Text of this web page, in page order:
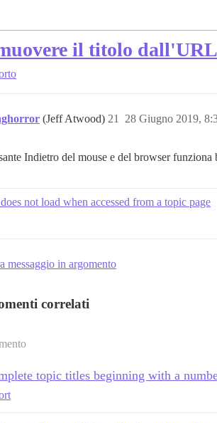
il titolo
(Jeff Atwood) 28 Giugno 2019,
21
Indietro del mouse e del browser
not load when accessed from a topic page
messaggio in argomento
correlati
topic titles beginning with a